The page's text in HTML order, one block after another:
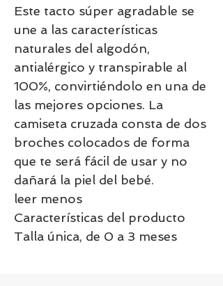
Este tacto súper agradable se
une a las características
naturales del algodón,
antialérgico y transpirable al
100%, convirtiéndolo en una de
las mejores opciones. La
camiseta cruzada consta de dos
broches colocados de forma
que te será fácil de usar y no
dañará la piel del bebé.
leer menos
Características del producto
Talla única, de 0 a 3 meses